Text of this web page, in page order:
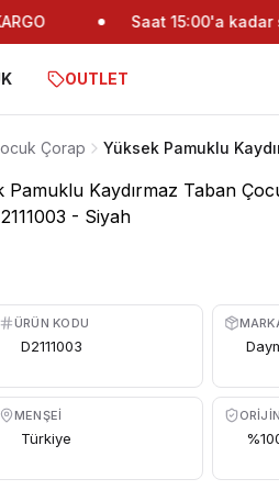
Saat 15:00'a kadar
OUTLET
Çorap Yüksek Pamuklu
ÜRÜN KODU
D2111003
MENŞEI
Türkiye